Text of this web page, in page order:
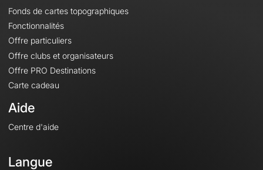
Fonds de cartes topographiques
Fonctionnalités
Offre particuliers
Offre clubs et organisateurs
Offre PRO Destinations
Carte cadeau
Aide
Centre d'aide
Langue